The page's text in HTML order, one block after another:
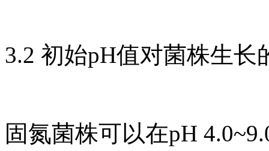
3.2 初始pH值对菌株生长
固氮菌株可以在pH